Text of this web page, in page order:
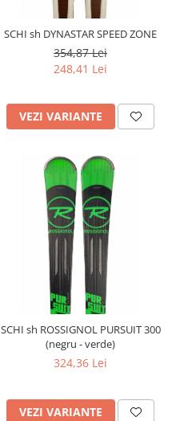
SCHI sh DYNASTAR SPEED ZONE
354,87 Lei
248,41 Lei
VEZI VARIANTE
SCHI sh ROSSIGNOL PURSUIT 300
(negru - verde)
324,36 Lei
VEZI VARIANTE